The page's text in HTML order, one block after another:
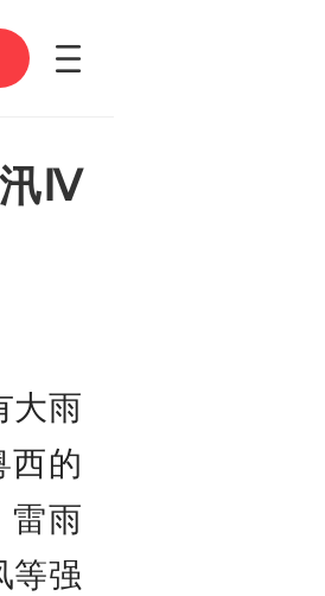
汛Ⅳ
大雨
西的
雷雨
等强